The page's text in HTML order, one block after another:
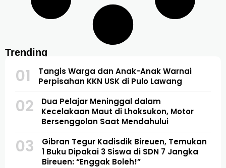
Trending
01
Tangis Warga dan Anak-Anak Warnai
Perpisahan KKN USK di Pulo Lawang
02
Dua Pelajar Meninggal dalam
Kecelakaan Maut di Lhoksukon, Motor
Bersenggolan Saat Mendahului
03
Gibran Tegur Kadisdik Bireuen, Temukan
1 Buku Dipakai 3 Siswa di SDN 7 Jangka
Bireuen: “Enggak Boleh!”